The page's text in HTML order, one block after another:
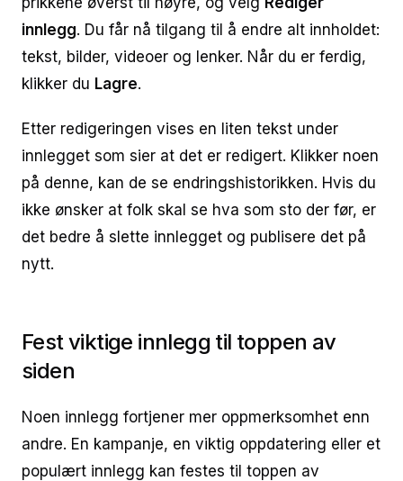
innlegg. Du får nå tilgang til å endre alt innholdet:
tekst, bilder, videoer og lenker. Når du er ferdig,
klikker du Lagre.
Etter redigeringen vises en liten tekst under
innlegget som sier at det er redigert. Klikker noen
på denne, kan de se endringshistorikken. Hvis du
ikke ønsker at folk skal se hva som sto der før, er
det bedre å slette innlegget og publisere det på
nytt.
Fest viktige innlegg til toppen av
siden
Noen innlegg fortjener mer oppmerksomhet enn
andre. En kampanje, en viktig oppdatering eller et
populært innlegg kan festes til toppen av